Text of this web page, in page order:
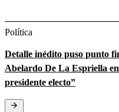
Política
Detalle inédito puso punto
Abelardo De La Espriella
presidente electo”